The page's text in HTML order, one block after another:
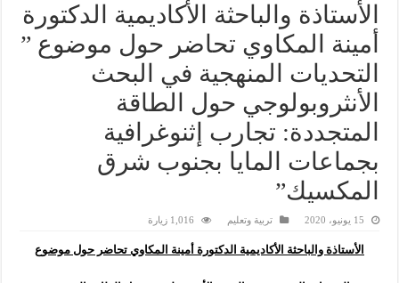
الأستاذة والباحثة الأكاديمية الدكتورة
أمينة المكاوي تحاضر حول موضوع ”
التحديات المنهجية في البحث
الأنثروبولوجي حول الطاقة
المتجددة: تجارب إثنوغرافية
بجماعات المايا بجنوب شرق
المكسيك”
15 يونيو، 2020 تربية وتعليم 1,016 زيارة
الأستاذة والباحثة الأكاديمية الدكتورة أمينة المكاوي تحاضر حول موضوع